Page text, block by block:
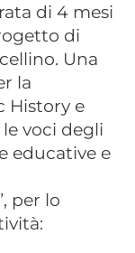
di 4 mesi
di
Una
la
History e
voci degli
educative e
per lo